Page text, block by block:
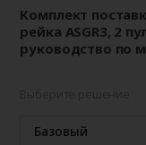
Комплект
рейка ASGR3, 2
руководство по
Базовый